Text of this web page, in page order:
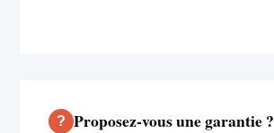
Proposez-vous une garantie ?